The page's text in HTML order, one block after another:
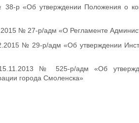
р «Об утверждении Положения о
№ 27-р/адм «О Регламенте
№ 29-р/адм «Об утверждении
№ 525-р/адм «Об
города Смоленска»